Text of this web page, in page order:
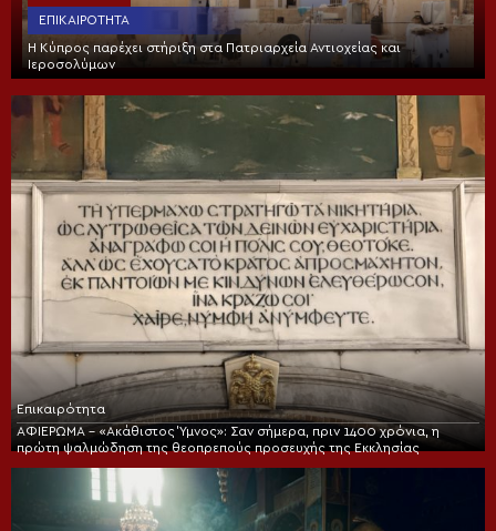
ΕΠΙΚΑΙΡΌΤΗΤΑ
Η Κύπρος παρέχει στήριξη στα Πατριαρχεία Αντιοχείας και
Ιεροσολύμων
Επικαιρότητα
ΑΦΙΕΡΩΜΑ – «Ακάθιστος Ύμνος»: Σαν σήμερα, πριν 1400 χρόνια, η
πρώτη ψαλμώδηση της θεοπρεπούς προσευχής της Εκκλησίας